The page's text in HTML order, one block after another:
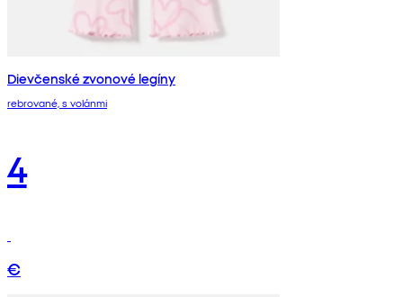
Dievčenské zvonové legíny
rebrované, s volánmi
4
€